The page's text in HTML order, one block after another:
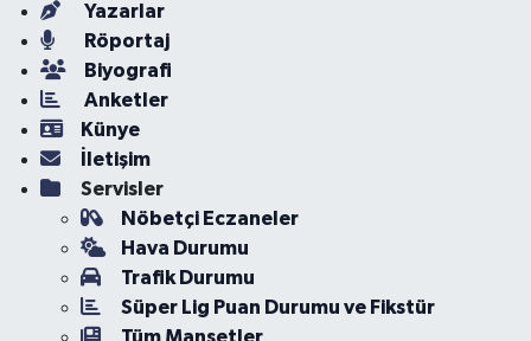
Yazarlar
Röportaj
Biyografi
Anketler
Künye
İletişim
Servisler
Nöbetçi Eczaneler
Hava Durumu
Trafik Durumu
Süper Lig Puan Durumu ve Fikstür
Tüm Manşetler